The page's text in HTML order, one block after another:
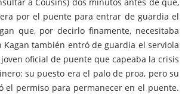
por el puente para entrar de guardia el
que, por decirlo finamente, necesitaba
Kagan también entró de guardia el serviola
oficial de puente que capeaba la crisis
su puesto era el palo de proa, pero su
el permiso para permanecer en el puente.